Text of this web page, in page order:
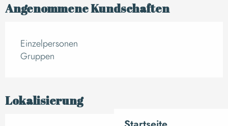
Angenommene Kundschaften
Einzelpersonen
Gruppen
Lokalisierung